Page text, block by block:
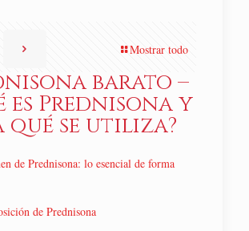
Mostrar todo
barato –
es Prednisona y
qué se utiliza?
de Prednisona: lo esencial de forma
de Prednisona